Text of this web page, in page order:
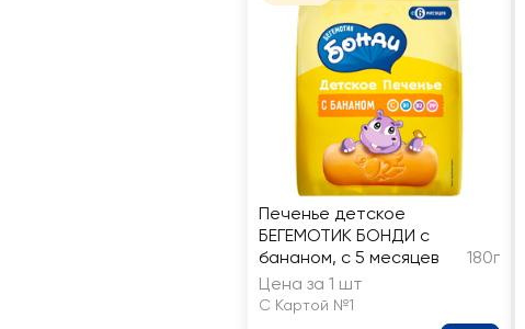
Печенье детское
БЕГЕМОТИК БОНДИ с
бананом, с 5 месяцев
180г
Цена за 1 шт
С Картой №1